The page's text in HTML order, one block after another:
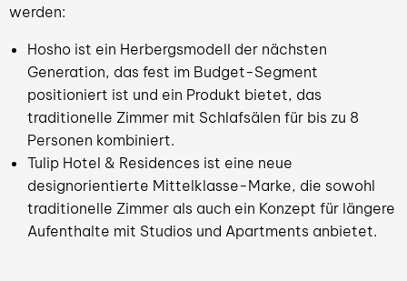
werden:
Hosho ist ein Herbergsmodell der nächsten
Generation, das fest im Budget-Segment
positioniert ist und ein Produkt bietet, das
traditionelle Zimmer mit Schlafsälen für bis zu 8
Personen kombiniert.
Tulip Hotel & Residences ist eine neue
designorientierte Mittelklasse-Marke, die sowohl
traditionelle Zimmer als auch ein Konzept für längere
Aufenthalte mit Studios und Apartments anbietet.